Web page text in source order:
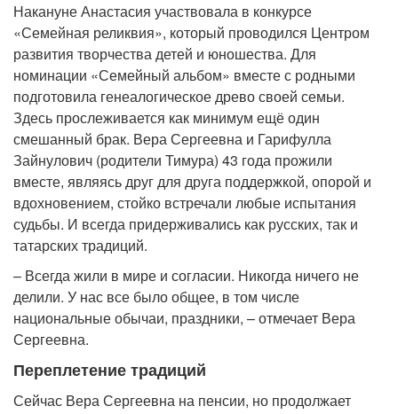
Накануне Анастасия участвовала в конкурсе
«Семейная реликвия», который проводился Центром
развития творчества детей и юношества. Для
номинации «Семейный альбом» вместе с родными
подготовила генеалогическое древо своей семьи.
Здесь прослеживается как минимум ещё один
смешанный брак. Вера Сергеевна и Гарифулла
Зайнулович (родители Тимура) 43 года прожили
вместе, являясь друг для друга поддержкой, опорой и
вдохновением, стойко встречали любые испытания
судьбы. И всегда придерживались как русских, так и
татарских традиций.
– Всегда жили в мире и согласии. Никогда ничего не
делили. У нас все было общее, в том числе
национальные обычаи, праздники, – отмечает Вера
Сергеевна.
Переплетение традиций
Сейчас Вера Сергеевна на пенсии, но продолжает